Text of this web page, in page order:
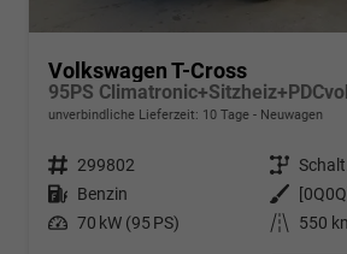
Volkswagen T-Cross
unverbindliche Lieferzeit: 10 Tage Neuwagen
Fahrzeugnr. 299802 Getriebe
Kraftstoff Benzin Außenfarbe
Leistung 70 kW (95 PS) Kilometerstand 550